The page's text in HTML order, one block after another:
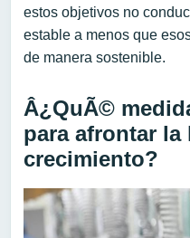
estos objetivos no
estable a menos que
de manera sostenible.
Â¿QuÃ©
para afrontar
crecimiento?